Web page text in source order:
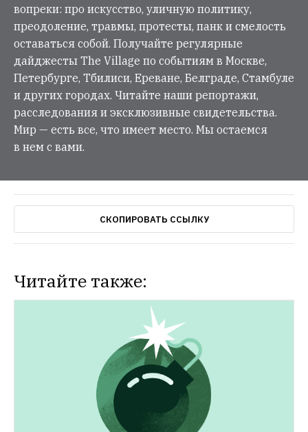
вопреки: про искусство, уличную политику,
преодоление, травмы, протесты, панк и смелость
оставаться собой. Получайте регулярные
дайджесты The Village по событиям в Москве,
Петербурге, Тбилиси, Ереване, Белграде, Стамбуле
и других городах. Читайте наши репортажи,
расследования и эксклюзивные свидетельства.
Мир — есть все, что имеет место. Мы остаемся
в нем с вами.
СКОПИРОВАТЬ ССЫЛКУ
Читайте также: